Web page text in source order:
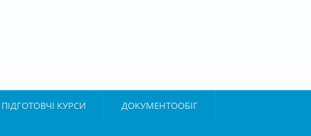
ПІДГОТОВЧІ КУРСИ ДОКУМЕНТООБІГ